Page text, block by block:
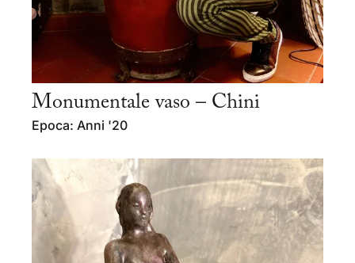
Monumentale vaso – Chini
Epoca: Anni '20